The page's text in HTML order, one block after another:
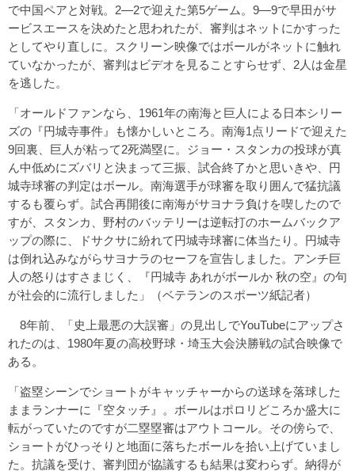
で中国ペアと対戦。2―2で迎えた第5ゲーム。9―9で早田がサ
ービスエースを決めたと思われたが、審判はネットにかすった
としてやり直しに。スクリーン映像ではボールがネットに触れ
ていなかったが、審判はビデオを見ることすらせず、2人は金星
を逃した。
「オールドファンなら、1961年の南海と巨人による日本シリー
ズの『円城寺事件』も懐かしいところ。南海1点リードで迎えた
9回裏、巨人が粘って2死満塁に。ジョー・スタンカの投球が真
ん中低めにズバリと決まって三振、試合終了かと思いきや、円
城寺球審の判定はボール。南海選手が球審を取り囲んで猛抗議
するも覆らず。試合再開後に南海がサヨナラ負けを喫したので
すが、スタンカ、野村のバッテリーは逆転打のホームバックア
ップの際に、ドサクサに紛れて円城寺球審に体当たり。円城寺
は倒れ込みながらサヨナラのセーフを宣告しました。アンチ巨
人の怒りはすさまじく、『円城寺 あれがボールか 秋の空』の句
が社会的に流行しました」（ベテランのスポーツ紙記者）
8年前、「史上最悪の大誤審」の見出しでYouTubeにアップさ
れたのは、1980年夏の高校野球・埼玉大会決勝戦の試合映像で
ある。
「盗塁シーンでショートがキャッチャーからの送球を落球した
ままランナーに『空タッチ』。ボールはポロリどころか盛大に
転がっていたのですが二塁塁審はアウトコール。その傍らで、
ショートがひっそりと地面に落ちたボールを拾い上げていまし
た。抗議を受け、審判団が協議するも結果は変わらず。納得が